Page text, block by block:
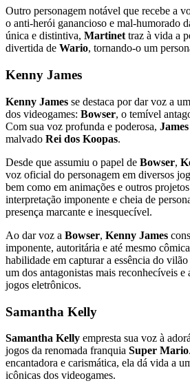
Outro personagem notável que recebe a
o anti-herói ganancioso e mal-humorado
única e distintiva, Martinettraz à vida a
divertida de Wario, tornando-o um
Kenny James
Kenny James se destaca por dar voz a
dos videogames: Bowser, o temível
Com sua voz profunda e poderosa, James
malvado Rei dos Koopas.
Desde que assumiu o papel de Bowser,
voz oficial do personagem em diversos
bem como em animações e outros
interpretação imponente e cheia de
presença marcante e inesquecível.
Ao dar voz a Bowser, Kenny James
imponente, autoritária e até mesmo
habilidade em capturar a essência do
um dos antagonistas mais reconhecíveis e
jogos eletrônicos.
Samantha Kelly
Samantha Kelly empresta sua voz à
jogos da renomada franquia Super Mario
encantadora e carismática, ela dá vida a
icônicas dos videogames.